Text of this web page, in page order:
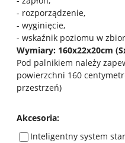
- rozporządzenie,
- wyginięcie,
- wskaźnik poziomu w
Wymiary: 160x22x20cm
Pod palnikiem należy
powierzchni 160
przestrzeń)
Akcesoria:
Inteligentny system